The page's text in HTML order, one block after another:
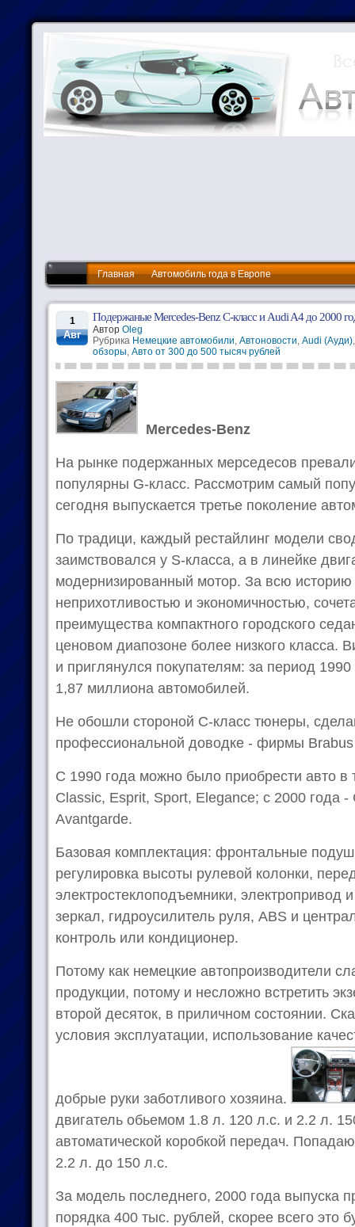
Главная Автомобиль года в Европе
1
Авг
Подержаные Mercedes-Benz С-класс и Audi A4 до 2000
Автор Oleg
Рубрика Немецкие автомобили, Автоновости, Audi (Ауди)
обзоры, Авто от 300 до 500 тысяч рублей
Mercedes-Benz
На рынке подержанных мерседесов
популярны G-класс. Рассмотрим самый
сегодня выпускается третье поколение
По традици, каждый рестайлинг модели
заимствовался у S-класса, а в линейке
модернизированный мотор. За всю
неприхотливостью и экономичностью,
преимущества компактного городского
ценовом диапозоне более низкого класса.
и приглянулся покупателям: за период
1,87 миллиона автомобилей.
Не обошли стороной С-класс тюнеры,
профессиональной доводке - фирмы
С 1990 года можно было приобрести авто в
Classic, Esprit, Sport, Elegance; с 2000 года -
Avantgarde.
Базовая комплектация: фронтальные
регулировка высоты рулевой колонки,
электростеклоподъемники, электропривод
зеркал, гидроусилитель руля, ABS и
контроль или кондиционер.
Потому как немецкие автопроизводители
продукции, потому и несложно встретить
второй десяток, в приличном состоянии.
условия эксплуатации, использование
добрые руки заботливого хозяина.
двигатель обьемом 1.8 л. 120 л.с. и 2.2 л.
автоматической коробкой передач.
2.2 л. до 150 л.с.
За модель последнего, 2000 года выпуска
порядка 400 тыс. рублей, скорее всего это